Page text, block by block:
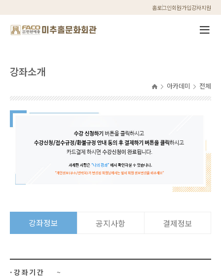
홈로그인회원가입강사지원
강좌소개
아카데미 전체
강좌정보 공지사항 결제정보
·강좌기간 ~